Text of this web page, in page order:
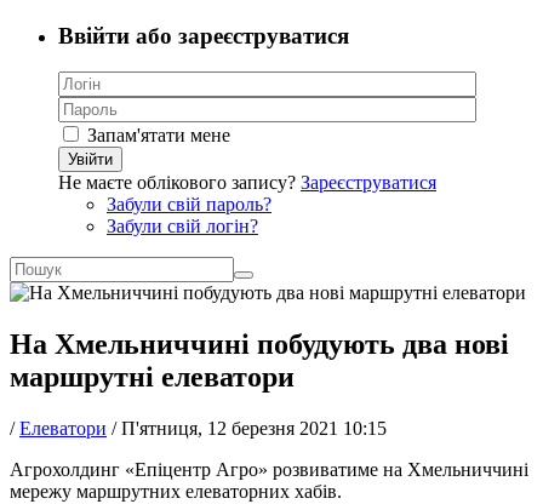
Ввійти або зареєструватися
Запам'ятати мене
Увійти
Не маєте облікового запису? Зареєструватися
Забули свій пароль?
Забули свій логін?
На Хмельниччині побудують два нові
маршрутні елеватори
/ Елеватори /П'ятниця, 12 березня 2021 10:15
Агрохолдинг «Епіцентр Агро» розвиватиме на Хмельниччині
мережу маршрутних елеваторних хабів.